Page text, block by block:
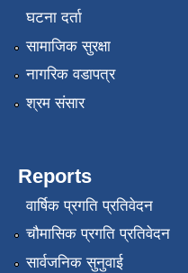
घटना दर्ता
सामाजिक सुरक्षा
नागरिक वडापत्र
श्रम संसार
Reports
वार्षिक प्रगति प्रतिवेदन
चौमासिक प्रगति प्रतिवेदन
सार्वजनिक सुनुवाई